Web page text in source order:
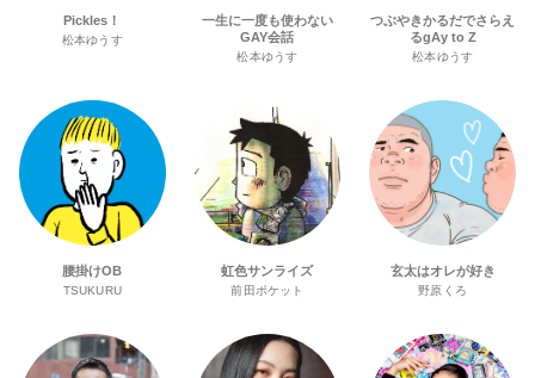
Pickles！
松本ゆうす
一生に一度も使わない
GAY会話
松本ゆうす
つぶやきかるだでさらえ
るgAy to Z
松本ゆうす
腰掛けOB
TSUKURU
虹色サンライズ
前田ポケット
玄太はオレが好き
野原くろ